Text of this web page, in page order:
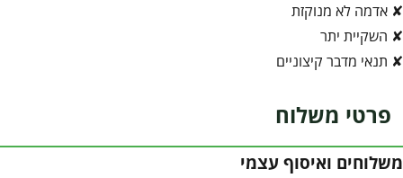
✘ אדמה לא מנוקזת
✘ השקיית יתר
✘ תנאי מדבר קיצוניים
פרטי משלוח
משלוחים ואיסוף עצמי